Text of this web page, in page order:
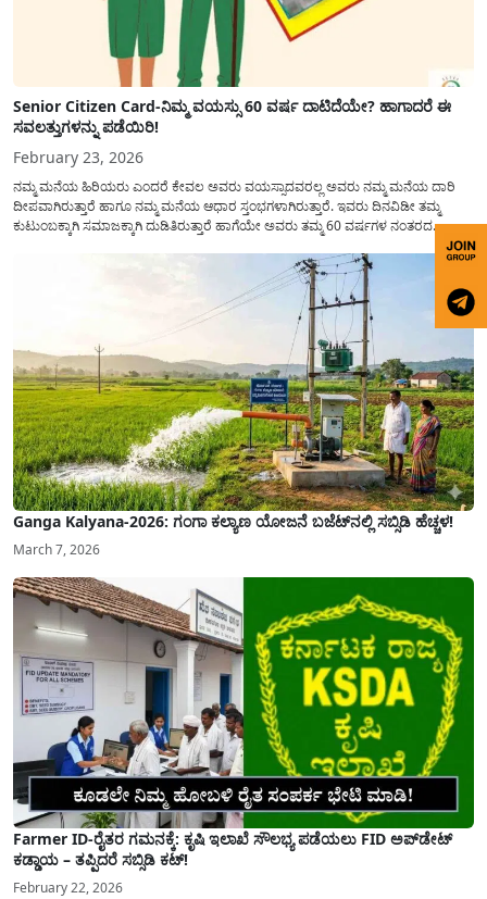
Senior Citizen Card-ನಿಮ್ಮ ವಯಸ್ಸು 60 ವರ್ಷ ದಾಟಿದೆಯೇ? ಹಾಗಾದರೆ ಈ
ಸವಲತ್ತುಗಳನ್ನು ಪಡೆಯಿರಿ!
February 23, 2026
ನಮ್ಮ ಮನೆಯ ಹಿರಿಯರು ಎಂದರೆ ಕೇವಲ ಅವರು ವಯಸ್ಸಾದವರಲ್ಲ ಅವರು ನಮ್ಮ ಮನೆಯ ದಾರಿ
ದೀಪವಾಗಿರುತ್ತಾರೆ ಹಾಗೂ ನಮ್ಮ ಮನೆಯ ಆಧಾರ ಸ್ತಂಭಗಳಾಗಿರುತ್ತಾರೆ. ಇವರು ದಿನವಿಡೀ ತಮ್ಮ
ಕುಟುಂಬಕ್ಕಾಗಿ ಸಮಾಜಕ್ಕಾಗಿ ದುಡಿತಿರುತ್ತಾರೆ ಹಾಗೆಯೇ ಅವರು ತಮ್ಮ 60 ವರ್ಷಗಳ ನಂತರದ
ಜೀವನವನ್ನು ನೆಮ್ಮದಿಯಿಂದ ಕಳೆಯಬೇಕೆಂಬುದು ಪ್ರತಿಯೊಬ್ಬರ ಕನಸಾಗಿರುತ್ತದೆ ಆದ್ದರಿಂದ ಸರ್ಕಾರವು
Ganga Kalyana-2026: ಗಂಗಾ ಕಲ್ಯಾಣ ಯೋಜನೆ ಬಜೆಟ್‌ನಲ್ಲಿ ಸಬ್ಸಿಡಿ ಹೆಚ್ಚಳ!
March 7, 2026
Farmer ID-ರೈತರ ಗಮನಕ್ಕೆ: ಕೃಷಿ ಇಲಾಖೆ ಸೌಲಭ್ಯ ಪಡೆಯಲು FID ಅಪ್‌ಡೇಟ್
ಕಡ್ಡಾಯ – ತಪ್ಪಿದರೆ ಸಬ್ಸಿಡಿ ಕಟ್!
February 22, 2026